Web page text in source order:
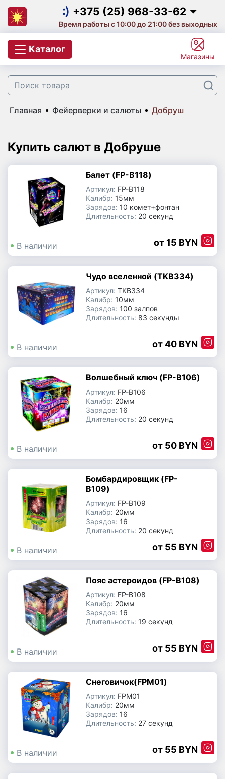
+375 (25) 968-33-62
+375 (25) 968-33-62
+375 (29) 657-10-53
+375 (33) 660-07-57
Время работы с 10:00 до 21:00 без выходных
Каталог
Магазины
Главная Фейерверки и салюты Добруш
Купить салют в Добруше
Балет (FP-B118)
Артикул: FP-B118
Калибр: 15мм
Зарядов: 10 комет+фонтан
Длительность: 20 секунд
В наличии 15 BYN
Чудо вселенной (TKB334)
Артикул: TKB334
Калибр: 10мм
Зарядов: 100 залпов
Длительность: 83 секунды
В наличии 40 BYN
Волшебный ключ (FP-B106)
Артикул: FP-B106
Калибр: 20мм
Зарядов: 16
Длительность: 20 секунд
В наличии 50 BYN
Бомбардировщик (FP-
B109)
Артикул: FP-B109
Калибр: 20мм
Зарядов: 16
Длительность: 20 секунд
В наличии 55 BYN
Пояс астероидов (FP-B108)
Артикул: FP-B108
Калибр: 20мм
Зарядов: 16
Длительность: 19 секунд
В наличии 55 BYN
Снеговичок(FPM01)
Артикул: FPM01
Калибр: 20мм
Зарядов: 16
Длительность: 27 секунд
В наличии 55 BYN
Салют на корпоратив
Фейерверки и салюты
Цветной дым
Свечи для торта с фейерверком
Бенгальские огни
Хлопушки
Фаера | Фальшфейеры
Петарды, шутихи
Фестивальные шары
Фонтаны